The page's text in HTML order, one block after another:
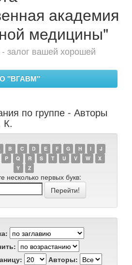
академия
медицины"
залог вашей хорошей
"ВГАВМ"
по группе - Авторы
К.
B C D E F G H I
J
P Q R S T U V W
X
Y
Z
несколько первых букв:
Авторы: